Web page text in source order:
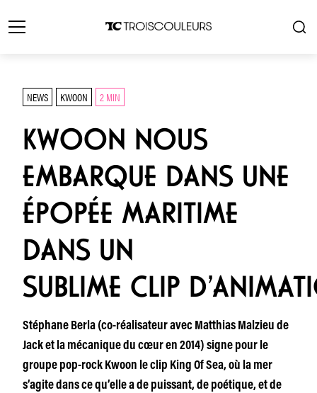
NEWS KWOON 2 MIN
KWOON NOUS
EMBARQUE DANS UNE
ÉPOPÉE MARITIME
DANS UN
SUBLIME CLIP
Stéphane Berla (co-réalisateur avec Matthias Malzieu de
Jack et la mécanique du cœur en 2014) signe pour le
groupe pop-rock Kwoon le clip King Of Sea, où la mer
s’agite dans ce qu’elle a de puissant, de poétique, et de